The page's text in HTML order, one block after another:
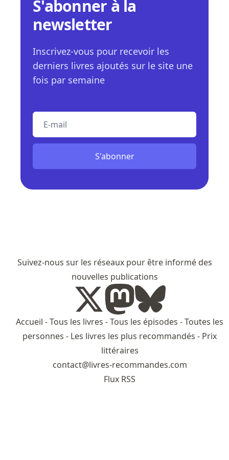
S'abonner à la
newsletter
Inscrivez-vous pour recevoir les
derniers livres ajoutés sur le site une
fois par semaine
E-mail
S'abonner
Suivez-nous sur les réseaux pour être informé des
nouvelles publications
Accueil -Tous les livres -Tous les épisodes -Toutes les
personnes - Les livres les plus recommandés - Prix
littéraires
contact@livres-recommandes.com
Flux RSS